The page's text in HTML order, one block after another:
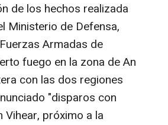
de los hechos realizada
Ministerio de Defensa,
Armadas de
fuego en la zona de An
con las dos regiones
"disparos con
próximo a la